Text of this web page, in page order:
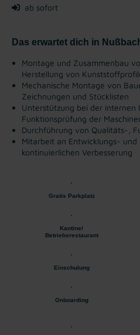
ab sofort
Das erwartet dich in
Montage und Zusammenbau
Herstellung von
Mechanische Montage von
Zeichnungen und Stücklisten
Unterstützung bei der internen
Funktionsprüfung der
Durchführung von Qualitäts-,
Mitarbeit an Entwicklungs-
kontinuierlichen Verbesserung
Gratis Parkplatz
Kantine/
Betriebsrestaurant
Einschulung
Onboarding